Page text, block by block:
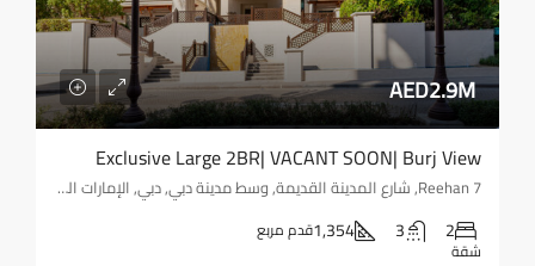
AED2.9M
Exclusive Large 2BR| VACANT SOON| Burj View
Reehan 7, شارع المدينة القديمة, وسط مدينة دبي, دبي, الإمارات العربية المتحدة
2
3
1,354قدم مربع
شقة